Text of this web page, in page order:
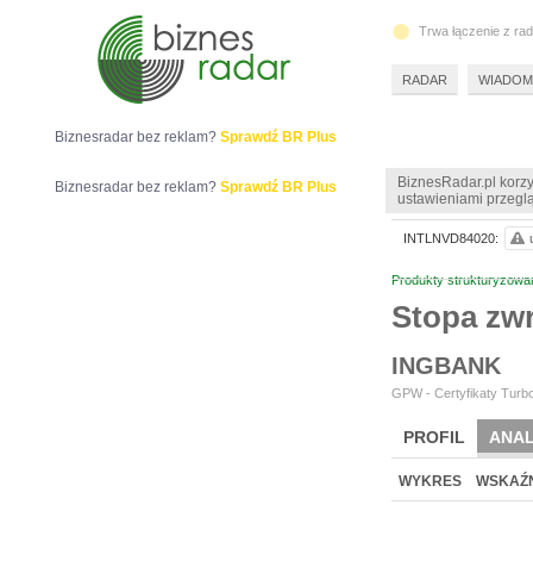
BiznesRadar.pl
ustawieniami
Produkty
Stopa
INGBANK
GPW - Certyfikaty
PROFIL
WYKRES
INTLNVD84020:
Biznesradar bez reklam? Sprawdź BR Plus
Biznesradar bez reklam? Sprawdź BR Plus
Trwa łączenie z
RADAR